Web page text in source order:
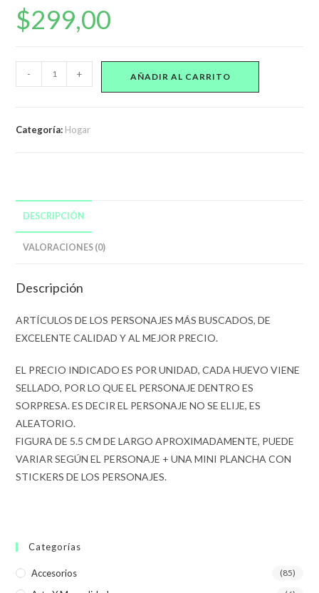
$299,00
Brainrot
cantidad
- + AÑADIR AL CARRITO
Categoría: Hogar
DESCRIPCIÓN
VALORACIONES (0)
Descripción
ARTÍCULOS DE LOS PERSONAJES MÁS BUSCADOS, DE
EXCELENTE CALIDAD Y AL MEJOR PRECIO.
EL PRECIO INDICADO ES POR UNIDAD, CADA HUEVO VIENE
SELLADO, POR LO QUE EL PERSONAJE DENTRO ES
SORPRESA. ES DECIR EL PERSONAJE NO SE ELIJE, ES
ALEATORIO.
FIGURA DE 5.5 CM DE LARGO APROXIMADAMENTE, PUEDE
VARIAR SEGÚN EL PERSONAJE + UNA MINI PLANCHA CON
STICKERS DE LOS PERSONAJES.
Categorías
Accesorios (85)